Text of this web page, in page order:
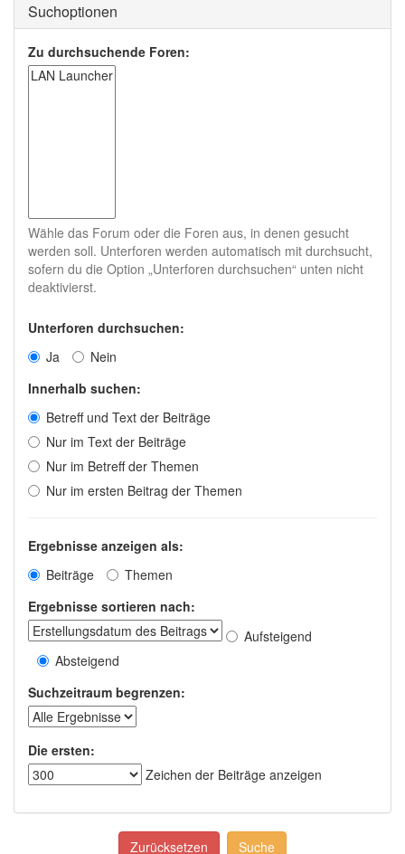
Suchoptionen
Zu durchsuchende Foren:
Wähle das Forum oder die Foren aus, in denen gesucht
werden soll. Unterforen werden automatisch mit durchsucht,
sofern du die Option „Unterforen durchsuchen“ unten nicht
deaktivierst.
Unterforen durchsuchen:
Ja
Nein
Innerhalb suchen:
Betreff und Text der Beiträge
Nur im Text der Beiträge
Nur im Betreff der Themen
Nur im ersten Beitrag der Themen
Ergebnisse anzeigen als:
Beiträge
Themen
Ergebnisse sortieren nach:
Aufsteigend
Absteigend
Suchzeitraum begrenzen:
Die ersten:
Zeichen der Beiträge anzeigen